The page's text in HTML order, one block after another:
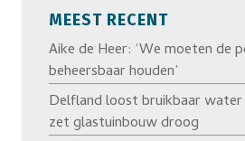
MEEST RECENT
Aike de Heer: ‘We moeten de
beheersbaar houden’
Delfland loost bruikbaar water
zet glastuinbouw droog